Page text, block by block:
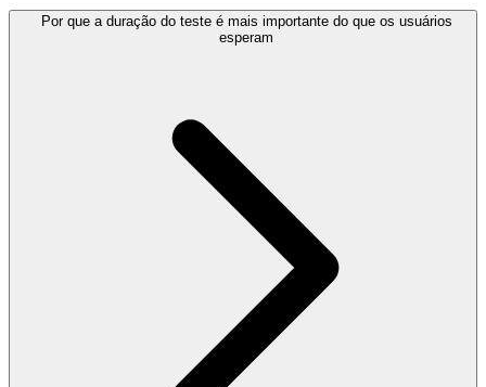
Por que a duração do teste é mais importante do que os usuários
esperam